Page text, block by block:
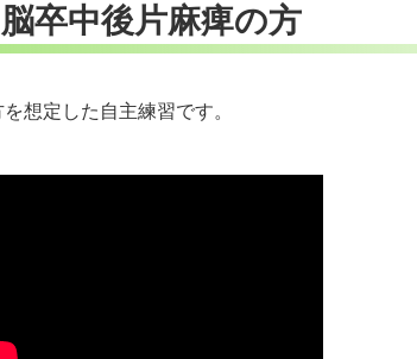
脳卒中後片麻痺の方
想定した自主練習です。